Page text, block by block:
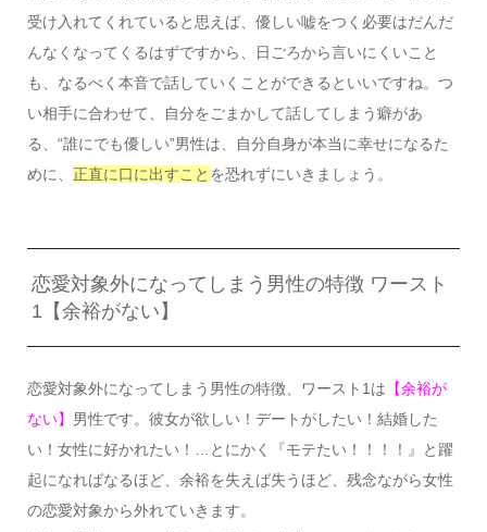
受け入れてくれていると思えば、優しい嘘をつく必要はだんだ
んなくなってくるはずですから、日ごろから言いにくいこと
も、なるべく本音で話していくことができるといいですね。つ
い相手に合わせて、自分をごまかして話してしまう癖があ
る、“誰にでも優しい”男性は、自分自身が本当に幸せになるた
めに、 正直に口に出すこと を恐れずにいきましょう。
恋愛対象外になってしまう男性の特徴 ワースト
1【余裕がない】
恋愛対象外になってしまう男性の特徴、ワースト1は 【余裕が
ない】 男性です。彼女が欲しい！デートがしたい！結婚した
い！女性に好かれたい！…とにかく『モテたい！！！！』と躍
起になればなるほど、余裕を失えば失うほど、残念ながら女性
の恋愛対象から外れていきます。